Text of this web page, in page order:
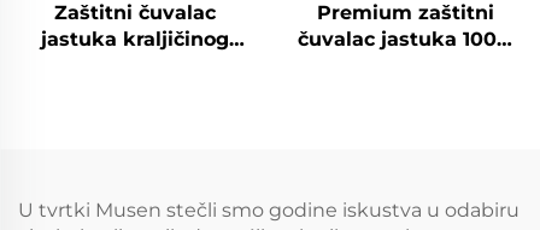
Zaštitni čuvalac
jastuka kraljičinog
spavaću sobu, hotel
(siva boja)
Premium zaštitni
čuvalac jastuka 100%
džepovi 6"-18" za
spavaću sobu, hotel
U tvrtki Musen stečli smo godine iskustva u odabiru